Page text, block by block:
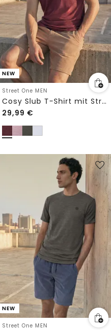
NEW
Street One MEN
Cosy Slub T-Shirt mit Struktur
29,99 €
NEW
Street One MEN